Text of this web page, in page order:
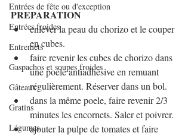
Entrées de fête ou d'exception
Entrées froides
Entremets
Gaspachos et soupes froides
Gâteaux
Gratins
Légumes
PREPARATION
enlever la peau du chorizo et le couper
en cubes.
faire revenir les cubes de chorizo dans
une poele antiadhésive en remuant
régulièrement. Réserver dans un bol.
dans la même poele, faire revenir 2/3
minutes les encornets. Saler et poivrer.
ajouter la pulpe de tomates et faire